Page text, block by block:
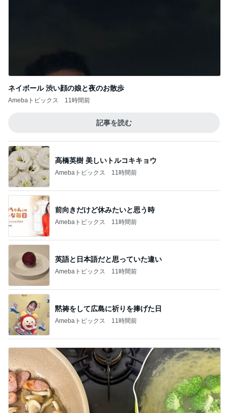
ネイボール 渋い顔の娘と夜のお散歩
Amebaトピックス 11時間前
記事を読む
高橋英樹 美しいトルコキキョウ
Amebaトピックス 11時間前
前向きだけど休みたいと思う時
Amebaトピックス 11時間前
英語と日本語だと思っていた違い
Amebaトピックス 11時間前
黙祷をして広島に祈りを捧げた日
Amebaトピックス 11時間前